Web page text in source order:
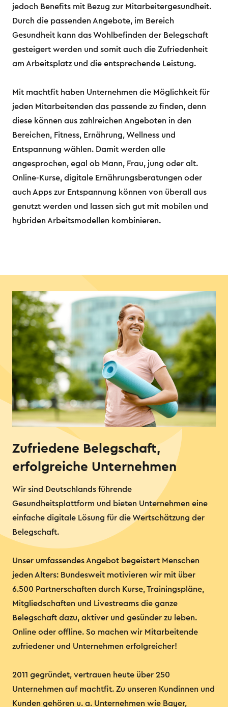
jedoch Benefits mit Bezug zur Mitarbeitergesundheit.
Durch die passenden Angebote, im Bereich
Gesundheit kann das Wohlbefinden der Belegschaft
gesteigert werden und somit auch die Zufriedenheit
am Arbeitsplatz und die entsprechende Leistung.
Mit machtfit haben Unternehmen die Möglichkeit für
jeden Mitarbeitenden das passende zu finden, denn
diese können aus zahlreichen Angeboten in den
Bereichen, Fitness, Ernährung, Wellness und
Entspannung wählen. Damit werden alle
angesprochen, egal ob Mann, Frau, jung oder alt.
Online-Kurse, digitale Ernährungsberatungen oder
auch Apps zur Entspannung können von überall aus
genutzt werden und lassen sich gut mit mobilen und
hybriden Arbeitsmodellen kombinieren.
Zufriedene Belegschaft,
erfolgreiche Unternehmen
Wir sind Deutschlands führende
Gesundheitsplattform und bieten Unternehmen eine
einfache digitale Lösung für die Wertschätzung der
Belegschaft.
Unser umfassendes Angebot begeistert Menschen
jeden Alters: Bundesweit motivieren wir mit über
6.500 Partnerschaften durch Kurse, Trainingspläne,
Mitgliedschaften und Livestreams die ganze
Belegschaft dazu, aktiver und gesünder zu leben.
Online oder offline. So machen wir Mitarbeitende
zufriedener und Unternehmen erfolgreicher!
2011 gegründet, vertrauen heute über 250
Unternehmen auf machtfit. Zu unseren Kundinnen und
Kunden gehören u. a. Unternehmen wie Bayer,